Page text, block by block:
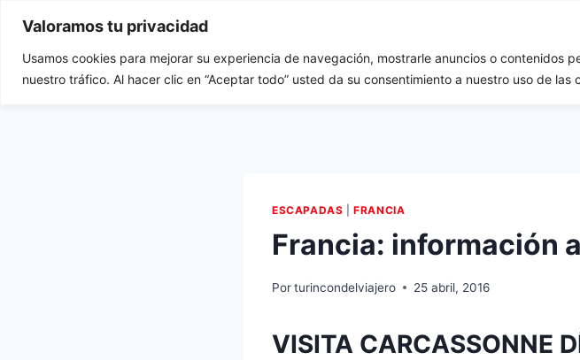
Valoramos tu privacidad
Usamos cookies para mejorar su experiencia de navegación, mostrarle anuncios o contenidos
nuestro tráfico. Al hacer clic en “Aceptar todo” usted da su consentimiento a nuestro uso de las
contenidoTu Rincón del Viajero Inicio Destinos
ESCAPADAS |FRANCIA
Francia: información
Porturincondelviajero 25 abril, 2016
VISITA CARCASSONNE